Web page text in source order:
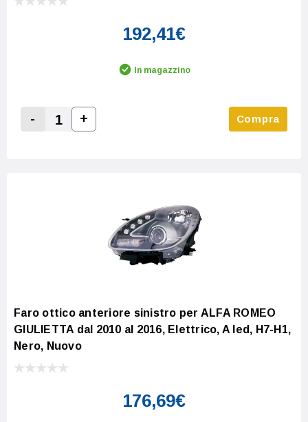
192,41€
In magazzino
Decrease Quantity:
-
Increase Quantity:
+ Compra
Faro ottico anteriore sinistro per ALFA ROMEO
GIULIETTA dal 2010 al 2016, Elettrico, A led, H7-H1,
Nero, Nuovo
176,69€